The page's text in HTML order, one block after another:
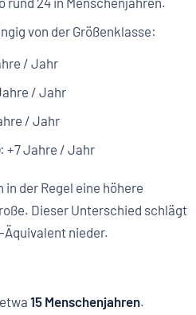
von der Größenklasse:
/ Jahr
/ Jahr
/ Jahr
+7 Jahre / Jahr
der Regel eine höhere
Dieser Unterschied schlägt
nieder.
15 Menschenjahren.